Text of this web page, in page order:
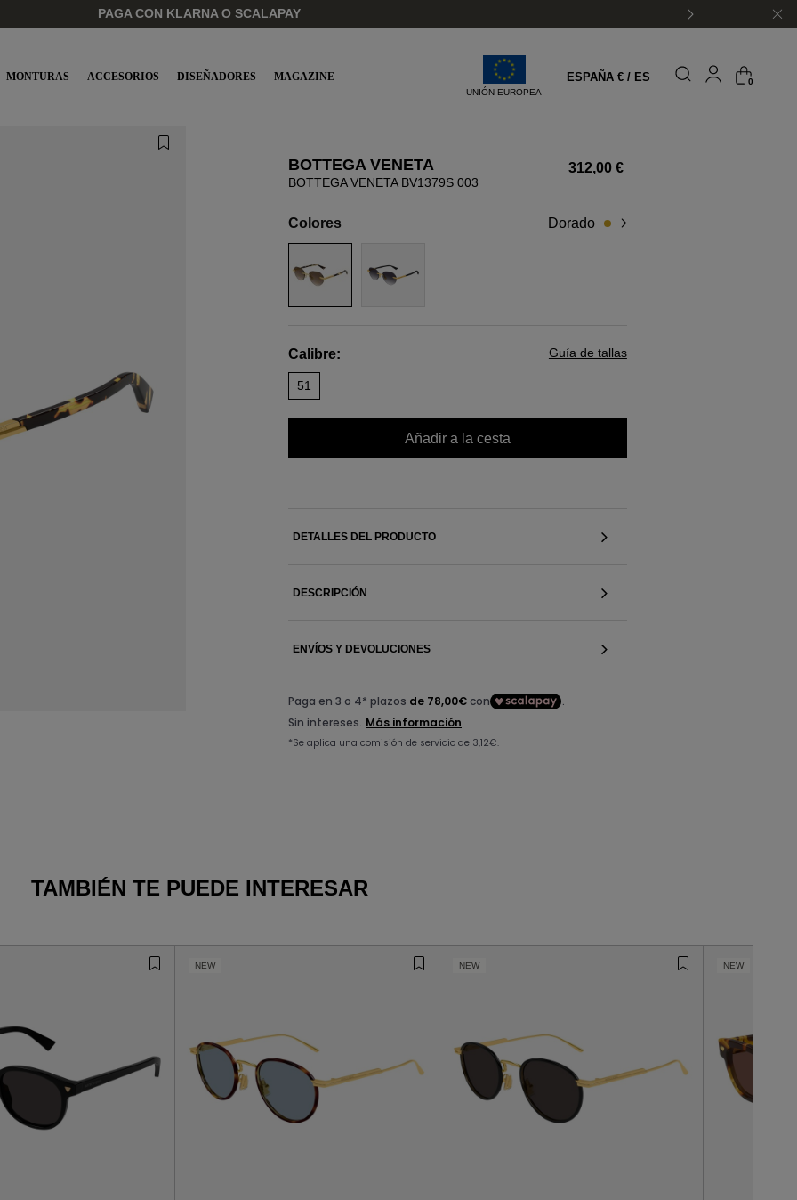
PAGA CON KLARNA O SCALAPAY
MONTURAS ACCESORIOS DISEÑADORES MAGAZINE
UNIÓN EUROPEA
ESPAÑA € / ES 0
BOTTEGA VENETA
BOTTEGA VENETA BV1379S 003
312,00 €
Colores dorado
Calibre: Guía de tallas
51
Añadir a la cesta
DETALLES DEL PRODUCTO
DESCRIPCIÓN
ENVÍOS Y DEVOLUCIONES
TAMBIÉN TE PUEDE INTERESAR
NEW NEW NEW